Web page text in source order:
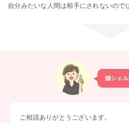
自分みたいな人間は相手にされないので
婚シェ
ご相談ありがとうございます。